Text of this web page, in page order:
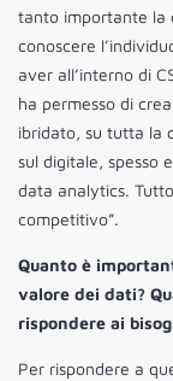
tanto importante la
conoscere
aver all’interno di
ha permesso di
ibridato, su tutta la
sul digitale, spesso
data analytics.
competitivo”.
Quanto è
valore dei dati?
rispondere ai
Per rispondere a